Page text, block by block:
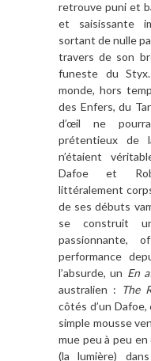
retrouve puni et
et saisissante
sortant de nulle
travers de son
funeste du
monde, hors
des Enfers, du
d’œil ne
prétentieux de
n’étaient
Dafoe et
littéralement
de ses débuts
se construit
passionnante,
performance
l’absurde, un En
australien : The
côtés d’un
simple mousse
mue peu à peu
(la lumière)